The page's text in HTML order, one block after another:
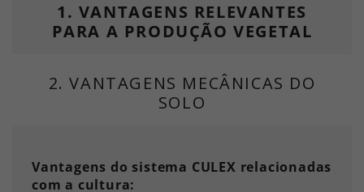
1. VANTAGENS RELEVANTES
PARA A PRODUÇÃO VEGETAL
2. VANTAGENS MECÂNICAS DO
SOLO
Vantagens do sistema CULEX relacionadas
com a cultura: